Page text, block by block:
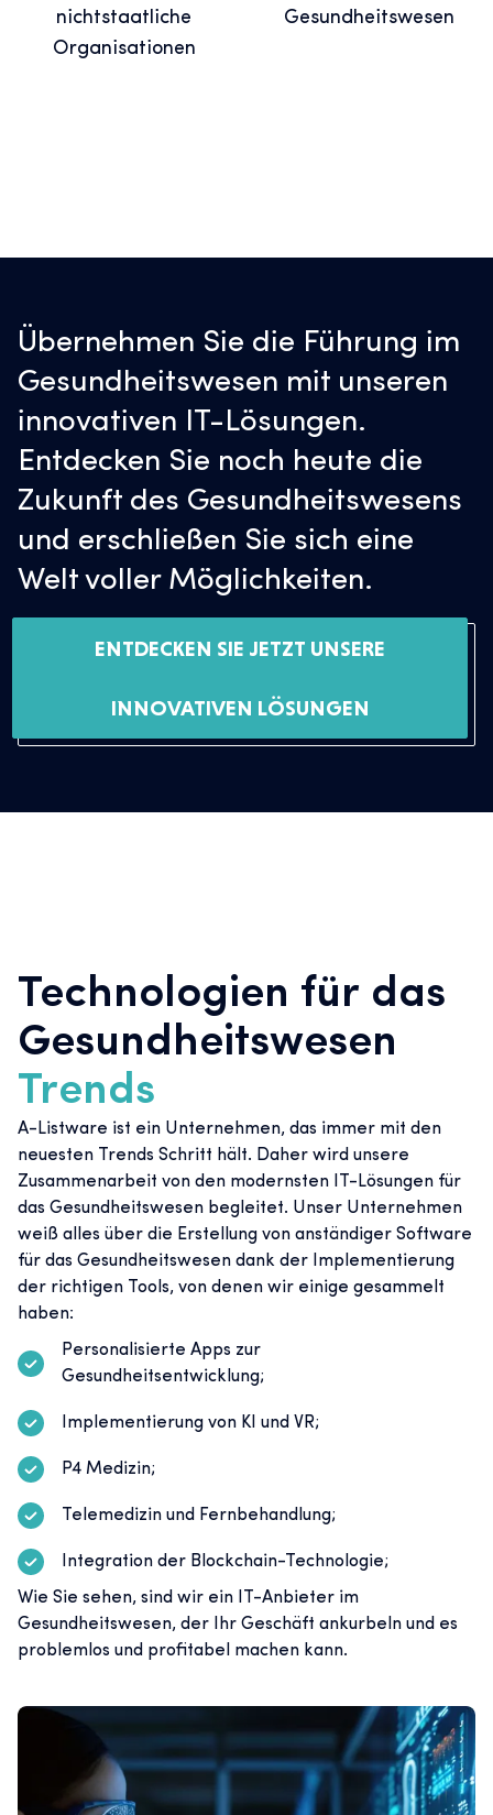
nichtstaatliche
Organisationen
Gesundheitswesen
Übernehmen Sie die Führung im
Gesundheitswesen mit unseren
innovativen IT-Lösungen.
Entdecken Sie noch heute die
Zukunft des Gesundheitswesens
und erschließen Sie sich eine
Welt voller Möglichkeiten.
ENTDECKEN SIE JETZT UNSERE
INNOVATIVEN LÖSUNGEN
Technologien für das
Gesundheitswesen
Trends
A-Listware ist ein Unternehmen, das immer mit den
neuesten Trends Schritt hält. Daher wird unsere
Zusammenarbeit von den modernsten IT-Lösungen für
das Gesundheitswesen begleitet. Unser Unternehmen
weiß alles über die Erstellung von anständiger Software
für das Gesundheitswesen dank der Implementierung
der richtigen Tools, von denen wir einige gesammelt
haben:
Personalisierte Apps zur
Gesundheitsentwicklung;
Implementierung von KI und VR;
P4 Medizin;
Telemedizin und Fernbehandlung;
Integration der Blockchain-Technologie;
Wie Sie sehen, sind wir ein IT-Anbieter im
Gesundheitswesen, der Ihr Geschäft ankurbeln und es
problemlos und profitabel machen kann.